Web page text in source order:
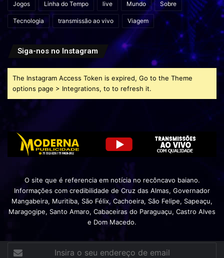
Jogos Linha do Tempo live Mundo Sobre
Tecnologia transmissão ao vivo Viagem
Siga-nos no Instagram
The Instagram Access Token is expired, Go to the Theme
options page > Integrations, to to refresh it.
O site que é referencia em notícia no recôncavo baiano.
Informações com credibilidade de Cruz das Almas, Governador
Mangabeira, Muritiba, São Félix, Cachoeira, São Felipe, Sapeaçu,
Maragogipe, Santo Amaro, Cabaceiras do Paraguaçu, Castro Alves
e Dom Macedo.